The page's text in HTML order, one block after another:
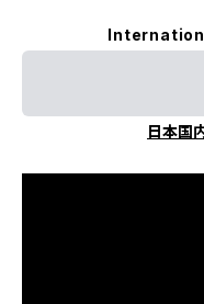
日本国